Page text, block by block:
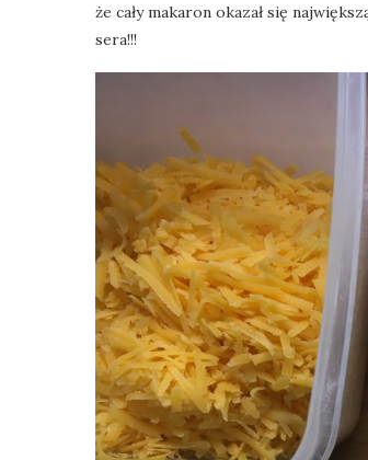
że cały makaron okazał się
sera!!!